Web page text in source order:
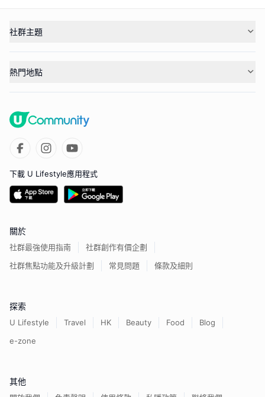
社群主題
熱門地點
下載 U Lifestyle應用程式
關於
社群最強使用指南
社群創作有價企劃
社群焦點功能及升級計劃
常見問題 條款及細則
探索
U Lifestyle Travel HK Beauty Food
Blog
e-zone
其他